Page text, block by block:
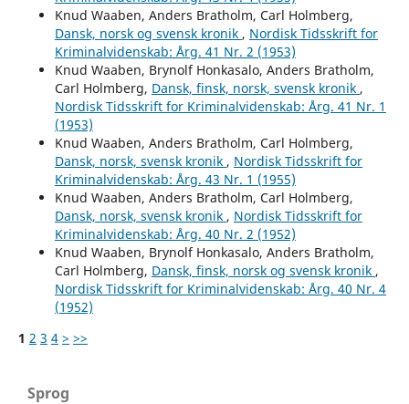
Knud Waaben, Anders Bratholm, Carl Holmberg,
Dansk, norsk og svensk kronik , Nordisk Tidsskrift for
Kriminalvidenskab: Årg. 41 Nr. 2 (1953)
Knud Waaben, Brynolf Honkasalo, Anders Bratholm,
Carl Holmberg, Dansk, finsk, norsk, svensk kronik ,
Nordisk Tidsskrift for Kriminalvidenskab: Årg. 41 Nr. 1
(1953)
Knud Waaben, Anders Bratholm, Carl Holmberg,
Dansk, norsk, svensk kronik , Nordisk Tidsskrift for
Kriminalvidenskab: Årg. 43 Nr. 1 (1955)
Knud Waaben, Anders Bratholm, Carl Holmberg,
Dansk, norsk, svensk kronik , Nordisk Tidsskrift for
Kriminalvidenskab: Årg. 40 Nr. 2 (1952)
Knud Waaben, Brynolf Honkasalo, Anders Bratholm,
Carl Holmberg, Dansk, finsk, norsk og svensk kronik ,
Nordisk Tidsskrift for Kriminalvidenskab: Årg. 40 Nr. 4
(1952)
1 2 3 4 > >>
Sprog